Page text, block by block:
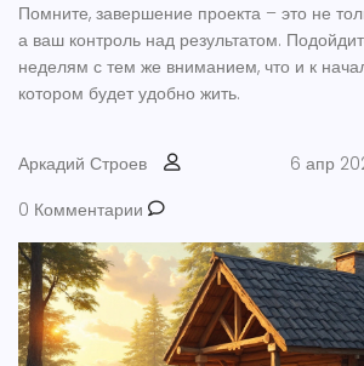
Помните, завершение проекта – это не
а ваш контроль над результатом.
неделям с тем же вниманием, что и к
котором будет удобно жить.
Аркадий Строев
6 апр
0 Комментарии